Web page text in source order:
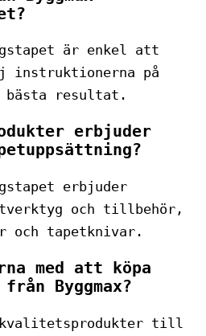
är enkel att
instruktionerna på
bästa resultat.
erbjuder
erbjuder
och tillbehör,
och tapetknivar.
med att köpa
Byggmax?
kvalitetsprodukter till